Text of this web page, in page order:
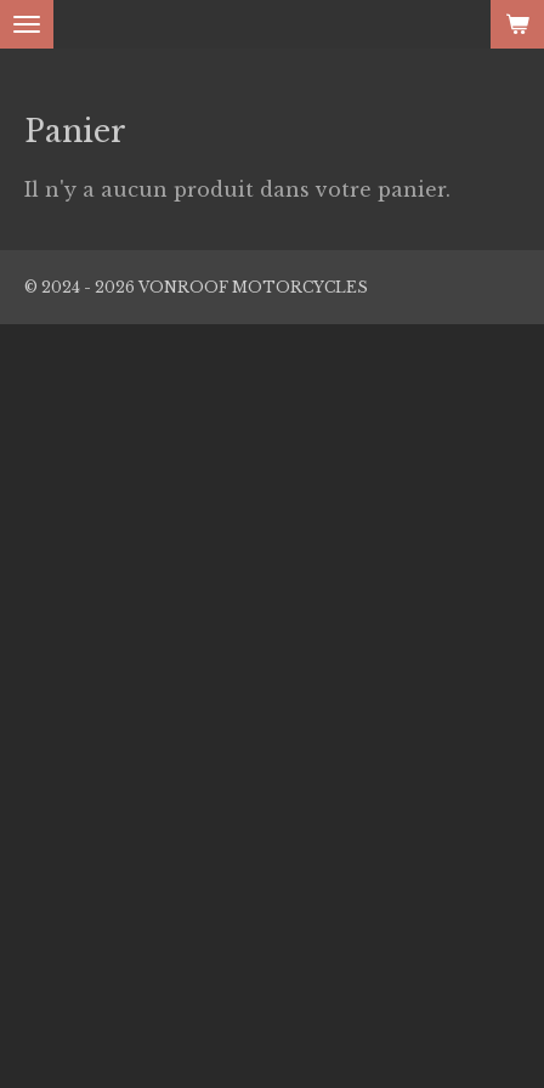
Passer
principal
Panier
Il n'y a aucun produit dans votre panier.
© 2024 - 2026 VONROOF MOTORCYCLES